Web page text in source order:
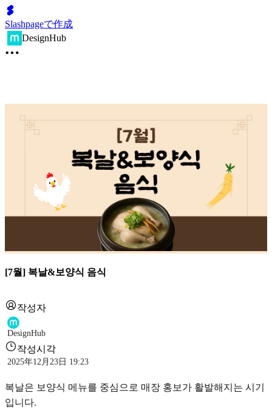
Slashpageで作成
DesignHub
[7월] 복날&보양식 음식
작성자
DesignHub
작성시각
2025年12月23日 19:23
복날은 보양식 메뉴를 중심으로 매장 홍보가 활발해지는 시기
입니다.